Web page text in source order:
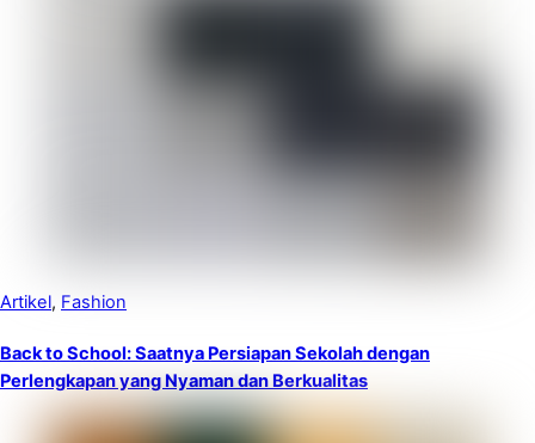
Artikel, Fashion
Back to School: Saatnya Persiapan Sekolah dengan
Perlengkapan yang Nyaman dan Berkualitas